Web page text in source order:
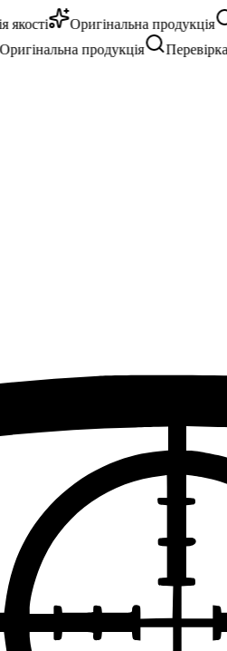
Оригінальна продукція
продукція Перевірка